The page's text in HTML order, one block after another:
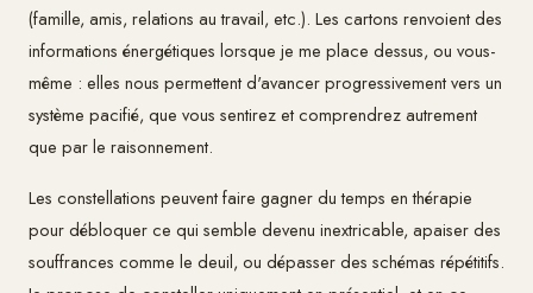
(famille, amis, relations au travail, etc.). Les cartons renvoient des
informations énergétiques lorsque je me place dessus, ou vous-
même : elles nous permettent d'avancer progressivement vers un
système pacifié, que vous sentirez et comprendrez autrement
que par le raisonnement.
Les constellations peuvent faire gagner du temps en thérapie
pour débloquer ce qui semble devenu inextricable, apaiser des
souffrances comme le deuil, ou dépasser des schémas répétitifs.